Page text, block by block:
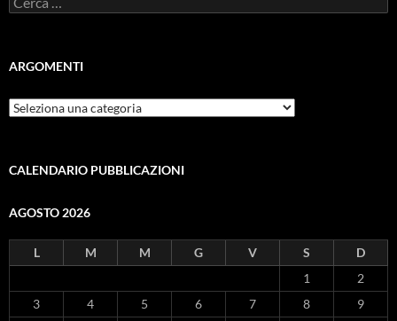
per:
ARGOMENTI
ARGOMENTI
CALENDARIO PUBBLICAZIONI
AGOSTO 2026
L M M G V S
D
1
2
3
4 5 6 7 8
9